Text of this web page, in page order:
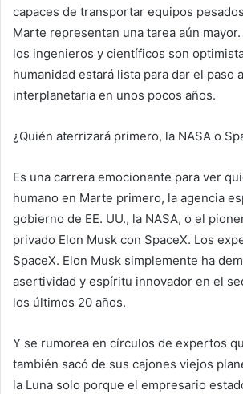
capaces de transportar equipos
Marte representan una tarea aún
los ingenieros y científicos son
humanidad estará lista para dar el paso
interplanetaria en unos pocos años.
¿Quién aterrizará primero, la NASA o
Es una carrera emocionante para ver
humano en Marte primero, la agencia
gobierno de EE. UU., la NASA, o el
privado Elon Musk con SpaceX. Los
SpaceX. Elon Musk simplemente ha
asertividad y espíritu innovador en el
los últimos 20 años.
Y se rumorea en círculos de expertos
también sacó de sus cajones viejos
la Luna solo porque el empresario